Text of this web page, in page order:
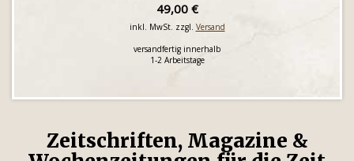
49,00 €
inkl. MwSt. zzgl. Versand
versandfertig innerhalb
1-2 Arbeitstage
Zeitschriften, Magazine &